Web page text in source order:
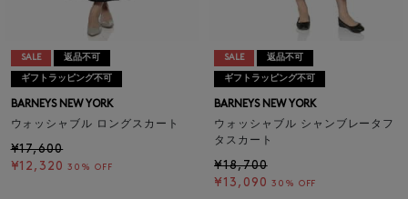
SALE 返品不可
ギフトラッピング不可
BARNEYS NEW YORK
ウォッシャブル ロングスカート
¥17,600
¥12,320 30% OFF
SALE 返品不可
ギフトラッピング不可
BARNEYS NEW YORK
ウォッシャブル シャンブレータフ
タスカート
¥18,700
¥13,090 30% OFF